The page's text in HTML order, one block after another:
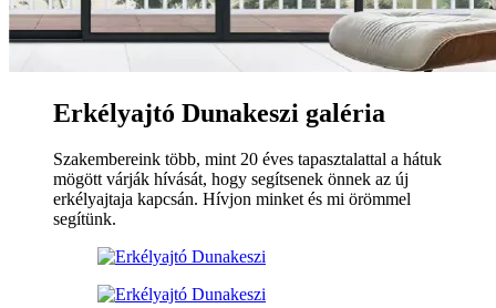
Erkélyajtó Dunakeszi galéria
Szakembereink több, mint 20 éves tapasztalattal a hátuk
mögött várják hívását, hogy segítsenek önnek az új
erkélyajtaja kapcsán. Hívjon minket és mi örömmel
segítünk.